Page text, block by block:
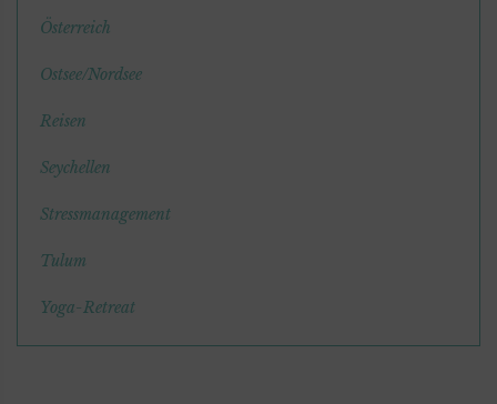
Österreich
Ostsee/Nordsee
Reisen
Seychellen
Stressmanagement
Tulum
Yoga-Retreat